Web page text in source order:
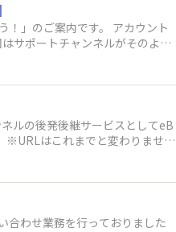
！」のご案内です。 アカウント
サポートチャンネルがそのよう
での開催となります。■参加人
きます。予めご了承ください。
の紐付けができているSeller hu
ことをご確認ください。確認用
■参加対象
定 ■準備するもの・出品予定の
募集〆切予定）https://docs.goo
運営事務局より参加者に必要情
返信いただき完了 皆さんの応募
ルの後発後継サービスとしてeB
※URLはこれまでと変わりませ
が、eBayでの販売において重
のSellerとシェアしたり、質問
溜まって会員ランクがアップし
新情報も発信します。是非、Se
ートチャンネル運営事務局
わせ業務を行っておりました